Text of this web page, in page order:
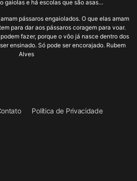
gaiolas e há escolas que são asas…
pássaros engaiolados. O que elas amam
para dar aos pássaros coragem para voar.
fazer, porque o vôo já nasce dentro dos
ensinado. Só pode ser encorajado. Rubem
Alves
Política de Privacidade